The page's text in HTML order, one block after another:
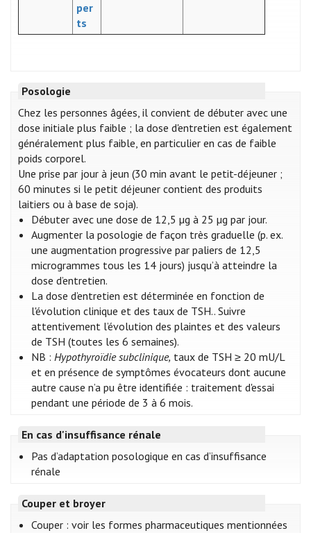
per
ts
Posologie
Chez les personnes âgées, il convient de débuter avec une
dose initiale plus faible ; la dose d'entretien est également
généralement plus faible, en particulier en cas de faible
poids corporel.
Une prise par jour à jeun (30 min avant le petit-déjeuner ;
60 minutes si le petit déjeuner contient des produits
laitiers ou à base de soja).
Débuter avec une dose de 12,5 µg à 25 µg par jour.
Augmenter la posologie de façon très graduelle (p. ex.
une augmentation progressive par paliers de 12,5
microgrammes tous les 14 jours) jusqu’à atteindre la
dose d’entretien.
La dose d’entretien est déterminée en fonction de
l'évolution clinique et des taux de TSH.. Suivre
attentivement l’évolution des plaintes et des valeurs
de TSH (toutes les 6 semaines).
NB :Hypothyroïdie subclinique, taux de TSH ≥ 20 mU/L
et en présence de symptômes évocateurs dont aucune
autre cause n’a pu être identifiée : traitement d'essai
pendant une période de 3 à 6 mois.
En cas d'insuffisance rénale
Pas d’adaptation posologique en cas d’insuffisance
rénale
Couper et broyer
Couper : voir les formes pharmaceutiques mentionnées